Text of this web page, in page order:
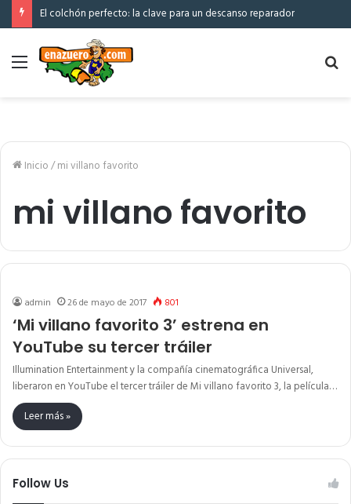
El colchón perfecto: la clave para un descanso reparador
Menú
Inicio/mi villano favorito
mi villano favorito
admin 26 de mayo de 2017 801
‘Mi villano favorito 3’ estrena en
YouTube su tercer tráiler
Illumination Entertainment y la compañía cinematográfica Universal,
liberaron en YouTube el tercer tráiler de Mi villano favorito 3, la película…
Leer más »
Follow Us